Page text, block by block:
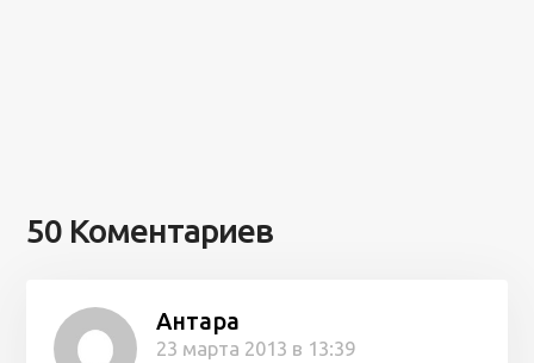
50 Коментариев
Антара
23 марта 2013 в 13:39